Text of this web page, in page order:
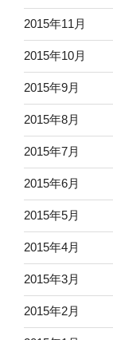
2015年11月
2015年10月
2015年9月
2015年8月
2015年7月
2015年6月
2015年5月
2015年4月
2015年3月
2015年2月